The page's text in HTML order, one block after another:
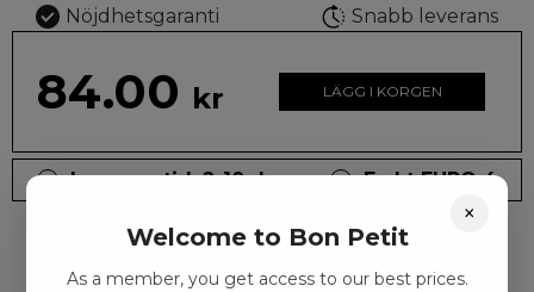
Nöjdhetsgaranti Snabb leverans
84.00 kr LÄGG I KORGEN
Leveranstid: 2-10 dagar Frakt EURO 4
×
Welcome to Bon Petit
As a member, you get access to our best prices.